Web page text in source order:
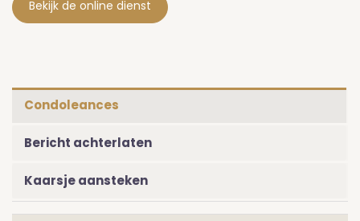
Bekijk de online dienst
Condoleances
Bericht achterlaten
Kaarsje aansteken